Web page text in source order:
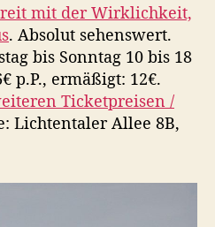
mit der Wirklichkeit,
. Absolut sehenswert.
bis Sonntag 10 bis 18
p.P., ermäßigt: 12€.
Ticketpreisen /
Lichtentaler Allee 8B,